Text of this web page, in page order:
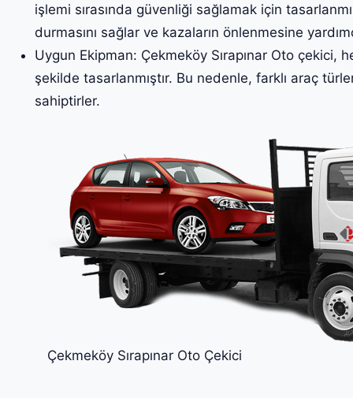
işlemi sırasında güvenliği sağlamak için
durmasını sağlar ve kazaların önlenmesine
Uygun Ekipman: Çekmeköy Sırapınar Oto çekici,
şekilde tasarlanmıştır. Bu nedenle, farklı araç
sahiptirler.
Çekmeköy Sırapınar Oto Çekici